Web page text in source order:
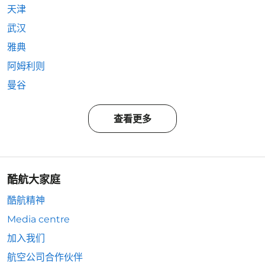
天津
武汉
雅典
阿姆利则
曼谷
查看更多
酷航大家庭
酷航精神
Media centre
加入我们
航空公司合作伙伴